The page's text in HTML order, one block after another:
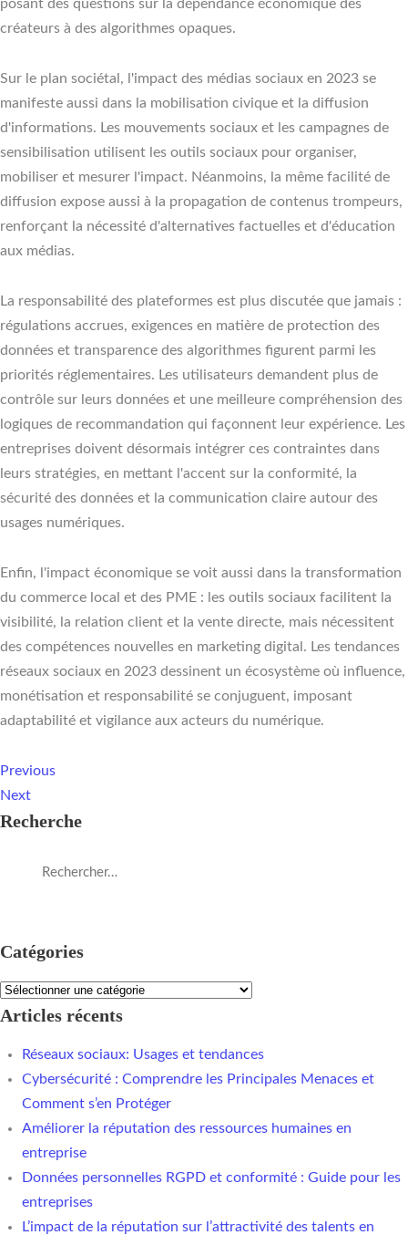
posant des questions sur la dépendance économique des
créateurs à des algorithmes opaques.
Sur le plan sociétal, l'impact des médias sociaux en 2023 se
manifeste aussi dans la mobilisation civique et la diffusion
d'informations. Les mouvements sociaux et les campagnes de
sensibilisation utilisent les outils sociaux pour organiser,
mobiliser et mesurer l'impact. Néanmoins, la même facilité de
diffusion expose aussi à la propagation de contenus trompeurs,
renforçant la nécessité d'alternatives factuelles et d'éducation
aux médias.
La responsabilité des plateformes est plus discutée que jamais :
régulations accrues, exigences en matière de protection des
données et transparence des algorithmes figurent parmi les
priorités réglementaires. Les utilisateurs demandent plus de
contrôle sur leurs données et une meilleure compréhension des
logiques de recommandation qui façonnent leur expérience. Les
entreprises doivent désormais intégrer ces contraintes dans
leurs stratégies, en mettant l'accent sur la conformité, la
sécurité des données et la communication claire autour des
usages numériques.
Enfin, l'impact économique se voit aussi dans la transformation
du commerce local et des PME : les outils sociaux facilitent la
visibilité, la relation client et la vente directe, mais nécessitent
des compétences nouvelles en marketing digital. Les tendances
réseaux sociaux en 2023 dessinent un écosystème où influence,
monétisation et responsabilité se conjuguent, imposant
adaptabilité et vigilance aux acteurs du numérique.
Previous
Next
Recherche
Catégories
Articles récents
Réseaux sociaux: Usages et tendances
Cybersécurité : Comprendre les Principales Menaces et
Comment s’en Protéger
Améliorer la réputation des ressources humaines en
entreprise
Données personnelles RGPD et conformité : Guide pour les
entreprises
L’impact de la réputation sur l’attractivité des talents en